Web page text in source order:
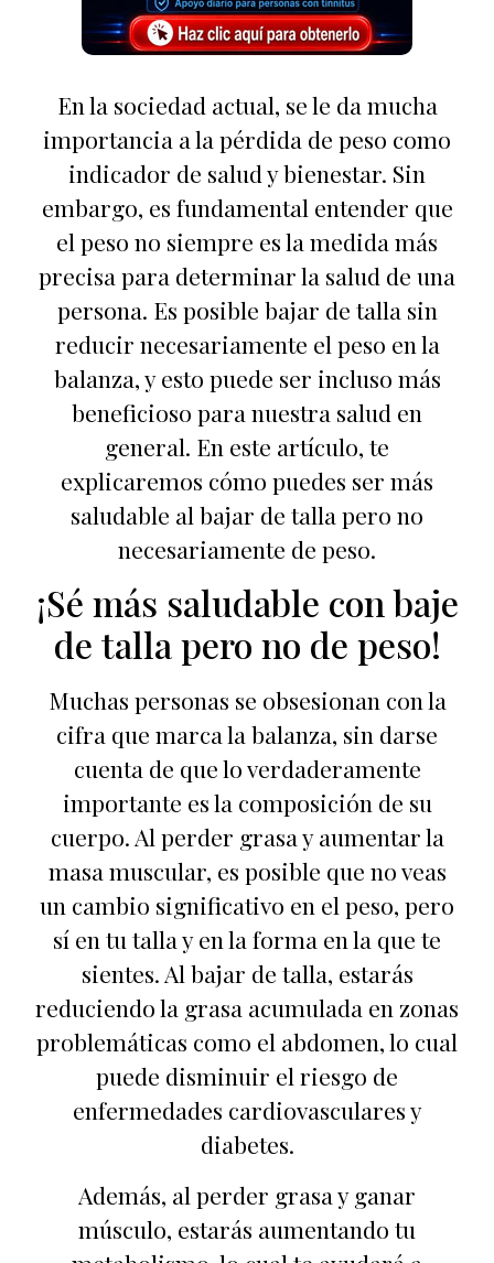
En la sociedad actual, se le da mucha
importancia a la pérdida de peso como
indicador de salud y bienestar. Sin
embargo, es fundamental entender que
el peso no siempre es la medida más
precisa para determinar la salud de una
persona. Es posible bajar de talla sin
reducir necesariamente el peso en la
balanza, y esto puede ser incluso más
beneficioso para nuestra salud en
general. En este artículo, te
explicaremos cómo puedes ser más
saludable al bajar de talla pero no
necesariamente de peso.
¡Sé más saludable con baje
de talla pero no de peso!
Muchas personas se obsesionan con la
cifra que marca la balanza, sin darse
cuenta de que lo verdaderamente
importante es la composición de su
cuerpo. Al perder grasa y aumentar la
masa muscular, es posible que no veas
un cambio significativo en el peso, pero
sí en tu talla y en la forma en la que te
sientes. Al bajar de talla, estarás
reduciendo la grasa acumulada en zonas
problemáticas como el abdomen, lo cual
puede disminuir el riesgo de
enfermedades cardiovasculares y
diabetes.
Además, al perder grasa y ganar
músculo, estarás aumentando tu